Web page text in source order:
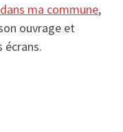
ma commune,
ouvrage et
écrans.